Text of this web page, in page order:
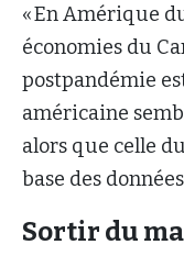
« En Amérique
économies du
postpandémie
américaine
alors que celle
base des
Sortir du